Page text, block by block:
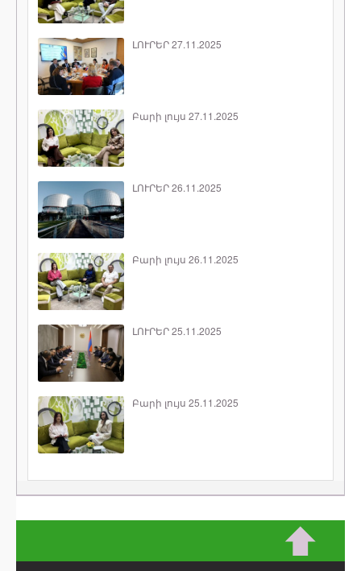
ԼՈՒՐԵՐ 27.11.2025
Բարի լույս 27.11.2025
ԼՈՒՐԵՐ 26.11.2025
Բարի լույս 26.11.2025
ԼՈՒՐԵՐ 25.11.2025
Բարի լույս 25.11.2025